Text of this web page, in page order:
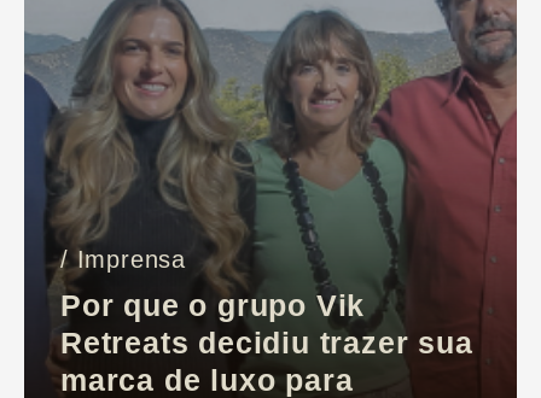
/ Imprensa
Por que o grupo Vik
Retreats decidiu trazer sua
marca de luxo para